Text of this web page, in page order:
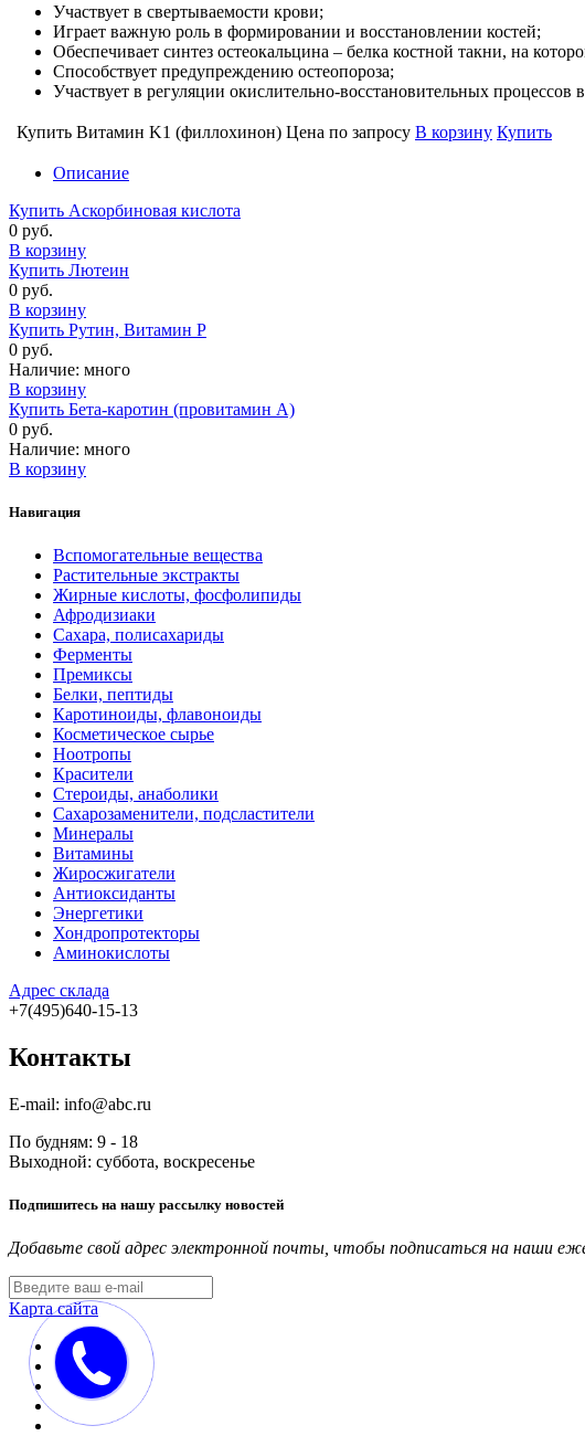
Участвует в свертываемости крови;
Играет важную роль в формировании и восстановлении костей;
Обеспечивает синтез остеокальцина – белка костной такни, на
Способствует предупреждению остеопороза;
Участвует в регуляции окислительно-восстановительных процессов
Купить Витамин K1 (филлохинон) Цена по запросу В корзину Купить
Описание
Купить Аскорбиновая кислота
0 руб.
В корзину
Купить Лютеин
0 руб.
В корзину
Купить Рутин, Витамин Р
0 руб.
Наличие: много
В корзину
Купить Бета-каротин (провитамин А)
0 руб.
Наличие: много
В корзину
Навигация
Вспомогательные вещества
Растительные экстракты
Жирные кислоты, фосфолипиды
Афродизиаки
Сахара, полисахариды
Ферменты
Премиксы
Белки, пептиды
Каротиноиды, флавоноиды
Косметическое сырье
Ноотропы
Красители
Стероиды, анаболики
Сахарозаменители, подсластители
Минералы
Витамины
Жиросжигатели
Антиоксиданты
Энергетики
Хондропротекторы
Аминокислоты
Адрес склада
+7(495)640-15-13
Контакты
E-mail: info@abc.ru
По будням: 9 - 18
Выходной: суббота, воскресенье
Подпишитесь на нашу рассылку новостей
Добавьте свой адрес электронной почты, чтобы подписаться на наши
Карта сайта